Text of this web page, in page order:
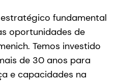
fundamental
oportunidades de
Temos investido
de 30 anos para
e capacidades na